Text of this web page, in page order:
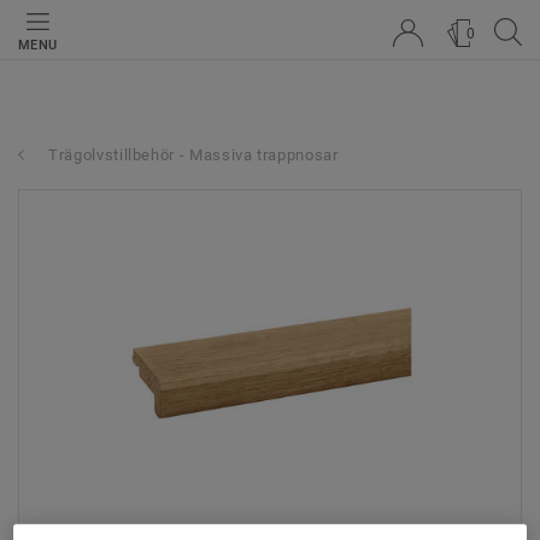
MENU
0
Trägolvstillbehör - Massiva trappnosar